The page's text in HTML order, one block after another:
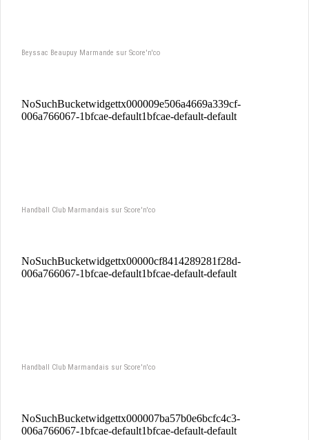
Beyssac Beaupuy Marmande sur Score'n'co
Handball Club Marmandais sur Score'n'co
Handball Club Marmandais sur Score'n'co